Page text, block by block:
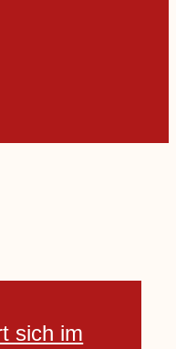
sich im